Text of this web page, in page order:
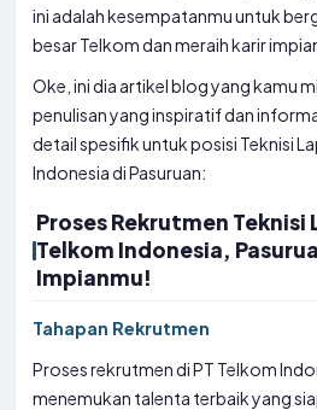
ini adalah kesempatanmu untuk
besar Telkom dan meraih karir
Oke, ini dia artikel blog yang kamu
penulisan yang inspiratif dan
detail spesifik untuk posisi Teknisi
Indonesia di Pasuruan:
Proses Rekrutmen Teknisi
Telkom Indonesia,
Impianmu!
Tahapan Rekrutmen
Proses rekrutmen di PT Telkom
menemukan talenta terbaik yang